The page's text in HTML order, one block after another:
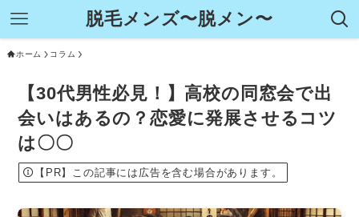
脱毛メンズ〜脱メン〜
ホーム コラム
【30代男性必見！】高校の同窓会で出
会いはあるの？恋愛に発展させるコツ
は〇〇
【PR】この記事には広告を含む場合があります。